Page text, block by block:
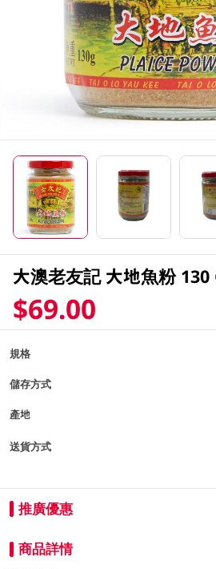
大澳老友記 大地魚粉 130
$69.00
規格
儲存方式
產地
送貨方式
推廣優惠
商品詳情